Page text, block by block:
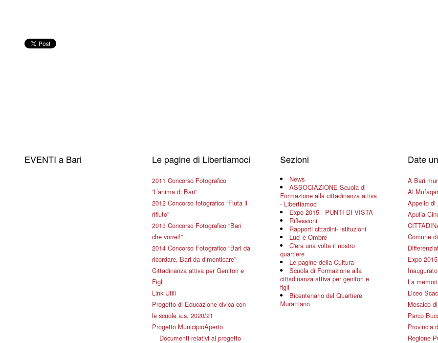
EVENTI a Bari Le pagine di Libertiamoci
2011 Concorso Fotografico
“L’anima di Bari”
2012 Concorso fotografico “Fiuta il
rifiuto”
2013 Concorso Fotografico “Bari
che vorrei!”
2014 Concorso Fotografico “Bari da
ricordare, Bari da dimenticare”
Cittadinanza attiva per Genitori e
Figli
Link Utili
Progetto di Educazione civica con
le scuole a.s. 2020/21
Progetto MunicipioAperto
Documenti relativi al progetto
Sezioni
News
ASSOCIAZIONE Scuola di
Formazione alla cittadinanza attiva
- Libertiamoci
Expo 2015 - PUNTI DI VISTA
Riflessioni
Rapporti cittadini- istituzioni
Luci e Ombre
C'era una volta il nostro
quartiere
Le pagine della Cultura
Scuola di Formazione alla
cittadinanza attiva per genitori e
figli
Bicentenario del Quartiere
Murattiano
Date
A Bari
Al
Appello di
Apulia
Comune
Expo 2015
La
Liceo
Mosaico
Parco
Provincia
Regione